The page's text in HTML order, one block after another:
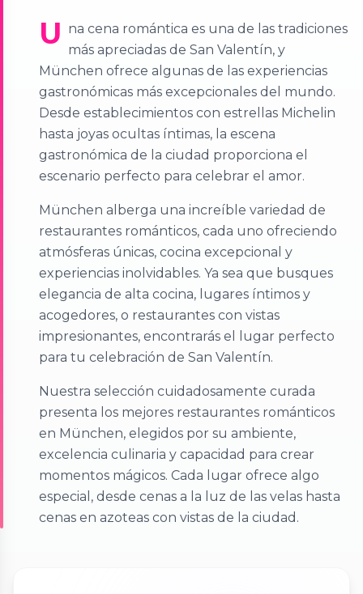
U na cena romántica es una de las tradiciones
más apreciadas de San Valentín, y
München ofrece algunas de las experiencias
gastronómicas más excepcionales del mundo.
Desde establecimientos con estrellas Michelin
hasta joyas ocultas íntimas, la escena
gastronómica de la ciudad proporciona el
escenario perfecto para celebrar el amor.
München alberga una increíble variedad de
restaurantes románticos, cada uno ofreciendo
atmósferas únicas, cocina excepcional y
experiencias inolvidables. Ya sea que busques
elegancia de alta cocina, lugares íntimos y
acogedores, o restaurantes con vistas
impresionantes, encontrarás el lugar perfecto
para tu celebración de San Valentín.
Nuestra selección cuidadosamente curada
presenta los mejores restaurantes románticos
en München, elegidos por su ambiente,
excelencia culinaria y capacidad para crear
momentos mágicos. Cada lugar ofrece algo
especial, desde cenas a la luz de las velas hasta
cenas en azoteas con vistas de la ciudad.